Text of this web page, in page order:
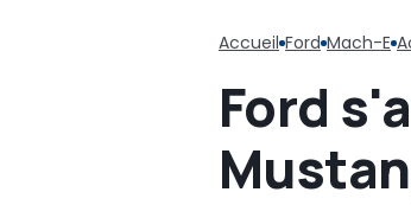
Accueil Ford Mach-E
Ford